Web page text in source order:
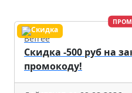
Befree
Скидка -500 руб на
промокоду!